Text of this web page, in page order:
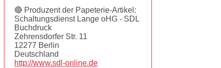
🔴 Produzent der Papeterie-Artikel:
Schaltungsdienst Lange oHG - SDL
Buchdruck
Zehrensdorfer Str. 11
12277 Berlin
Deutschland
http://www.sdl-online.de